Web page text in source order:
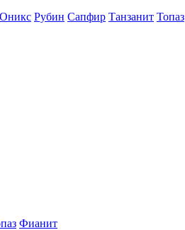
Оникс Рубин Сапфир Танзанит Топаз
Фианит